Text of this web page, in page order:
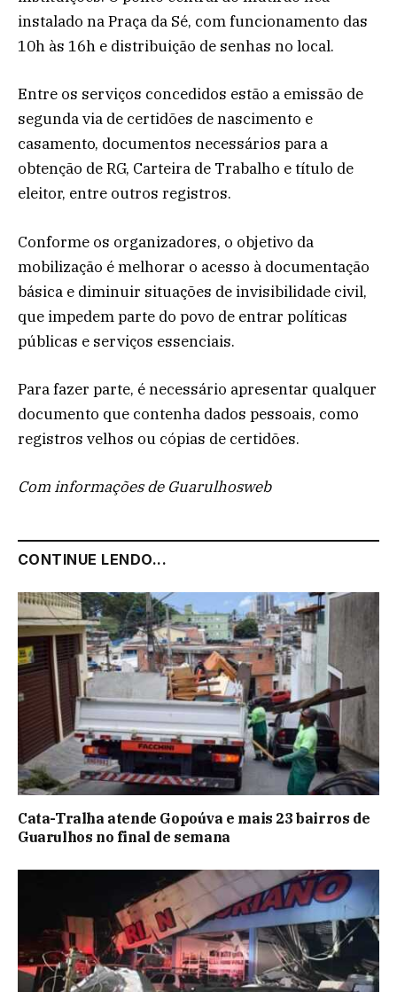
instalado na Praça da Sé, com funcionamento das
10h às 16h e distribuição de senhas no local.
Entre os serviços concedidos estão a emissão de
segunda via de certidões de nascimento e
casamento, documentos necessários para a
obtenção de RG, Carteira de Trabalho e título de
eleitor, entre outros registros.
Conforme os organizadores, o objetivo da
mobilização é melhorar o acesso à documentação
básica e diminuir situações de invisibilidade civil,
que impedem parte do povo de entrar políticas
públicas e serviços essenciais.
Para fazer parte, é necessário apresentar qualquer
documento que contenha dados pessoais, como
registros velhos ou cópias de certidões.
Com informações de Guarulhosweb
CONTINUE LENDO...
Cata-Tralha atende Gopoúva e mais 23 bairros de
Guarulhos no final de semana